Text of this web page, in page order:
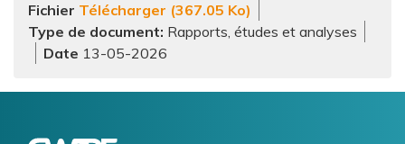
Fichier Télécharger (367.05 Ko)
Type de document Rapports, études et analyses
13-05-2026